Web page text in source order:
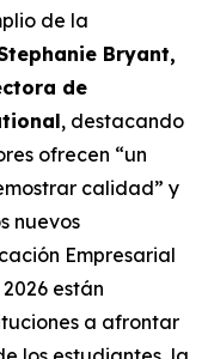
de la
Bryant,
de
, destacando
ofrecen “un
calidad” y
nuevos
Empresarial
están
a afrontar